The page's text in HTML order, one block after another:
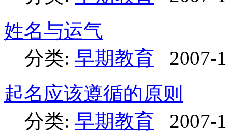
姓名与运气
分类: 早期教育
2007-
起名应该遵循的原则
分类: 早期教育
2007-